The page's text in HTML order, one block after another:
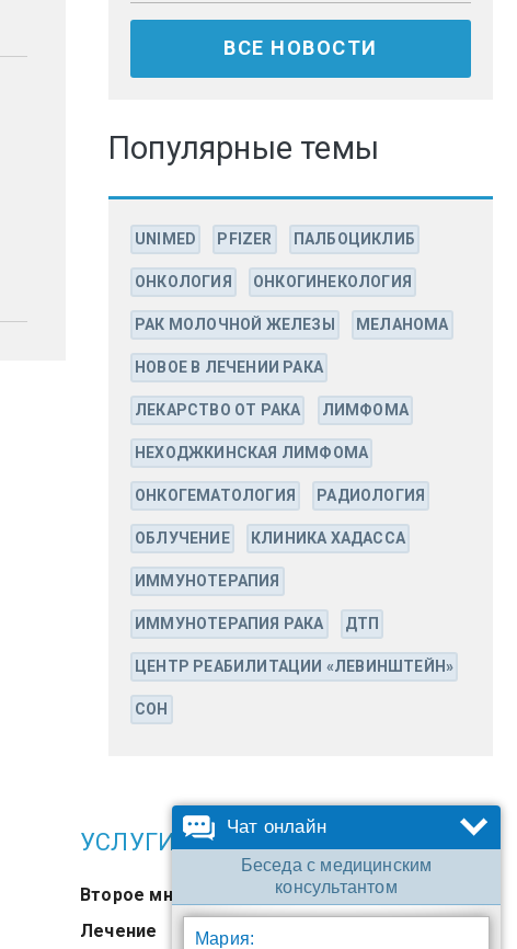
ВСЕ НОВОСТИ
Популярные темы
UNIMED PFIZER ПАЛБОЦИКЛИБ
ОНКОЛОГИЯ ОНКОГИНЕКОЛОГИЯ
РАК МОЛОЧНОЙ ЖЕЛЕЗЫ МЕЛАНОМА
НОВОЕ В ЛЕЧЕНИИ РАКА
ЛЕКАРСТВО ОТ РАКА ЛИМФОМА
НЕХОДЖКИНСКАЯ ЛИМФОМА
ОНКОГЕМАТОЛОГИЯ РАДИОЛОГИЯ
ОБЛУЧЕНИЕ КЛИНИКА ХАДАССА
ИММУНОТЕРАПИЯ
ИММУНОТЕРАПИЯ РАКА ДТП
ЦЕНТР РЕАБИЛИТАЦИИ «ЛЕВИНШТЕЙН»
СОН
УСЛУГИ
Второе мнение
Лечение
Чат онлайн
Беседа с медицинским
консультантом
Мария: